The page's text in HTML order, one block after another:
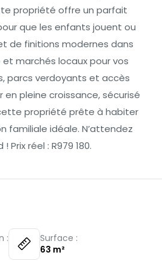
propriété offre un parfait
que les enfants jouent ou
de finitions modernes dans
marchés locaux pour vos
parcs verdoyants et accès
pleine croissance, sécurisé
propriété prête à habiter
idéale. N’attendez
réel : R979 180.
:
Surface :
63 m²